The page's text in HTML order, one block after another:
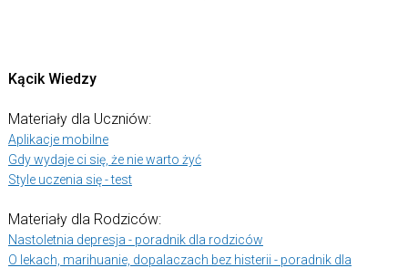
Kącik Wiedzy
Materiały dla Uczniów:
Aplikacje mobilne
Gdy wydaje ci się, że nie warto żyć
Style uczenia się - test
Materiały dla Rodziców:
Nastoletnia depresja - poradnik dla rodziców
O lekach, marihuanie, dopalaczach bez histerii - poradnik dla